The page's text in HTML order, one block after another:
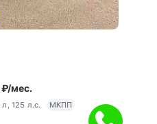
₽/мес.
л, 125 л.с. МКПП